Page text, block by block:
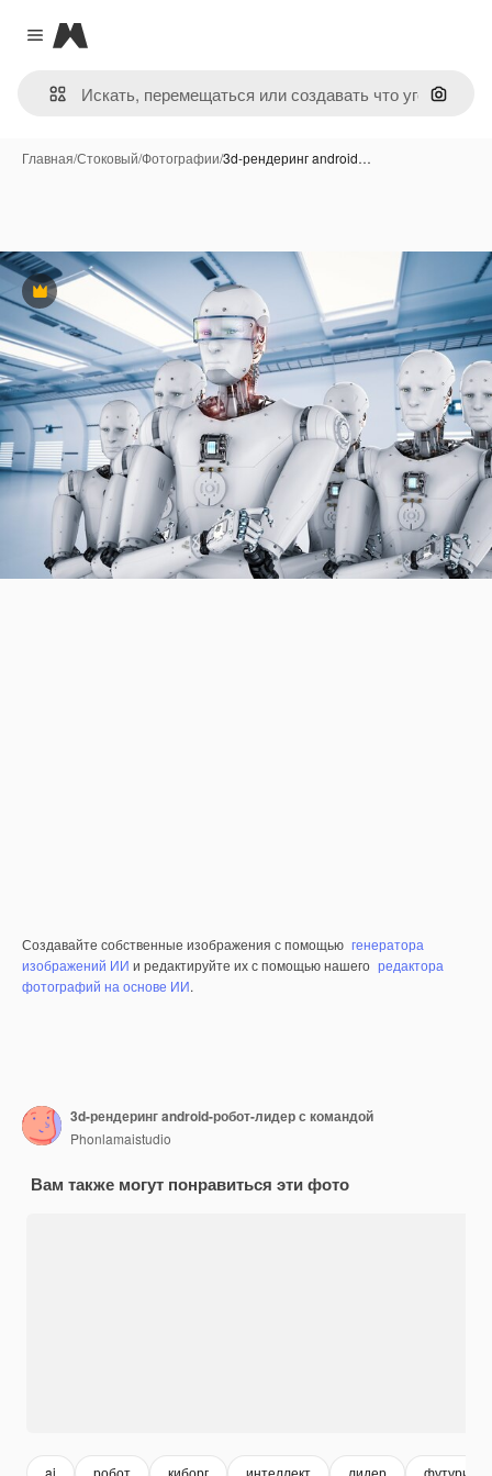
Close menu
Magnific
Поиск
Главная/Стоковый/Фотографии/3d-рендеринг android…
Премиум
Создавайте собственные изображения с помощью генератора
изображений ИИ и редактируйте их с помощью нашего редактора
фотографий на основе ИИ.
3d-рендеринг android-робот-лидер с командой
Phonlamaistudio
Вам также могут понравиться эти фото